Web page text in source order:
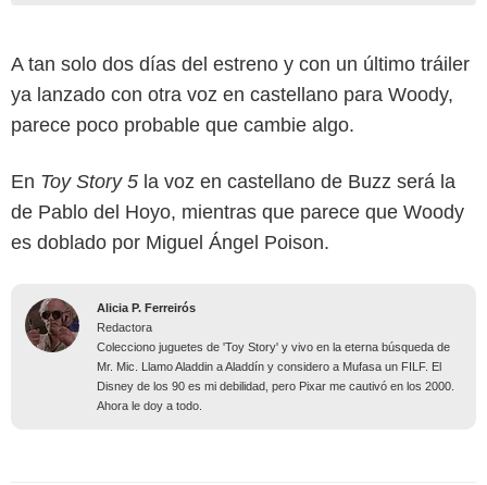
A tan solo dos días del estreno y con un último tráiler
ya lanzado con otra voz en castellano para Woody,
parece poco probable que cambie algo.
En Toy Story 5 la voz en castellano de Buzz será la
de Pablo del Hoyo, mientras que parece que Woody
es doblado por Miguel Ángel Poison.
Alicia P. Ferreirós
Redactora
Colecciono juguetes de 'Toy Story' y vivo en la eterna búsqueda de
Mr. Mic. Llamo Aladdin a Aladdín y considero a Mufasa un FILF. El
Disney de los 90 es mi debilidad, pero Pixar me cautivó en los 2000.
Ahora le doy a todo.